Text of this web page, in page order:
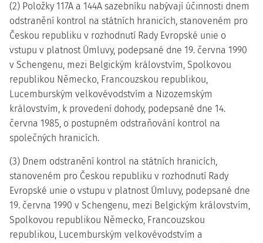
(2) Položky 117A a 144A sazebníku nabývají účinnosti dnem
odstranění kontrol na státních hranicích, stanoveném pro
Českou republiku v rozhodnutí Rady Evropské unie o
vstupu v platnost Úmluvy, podepsané dne 19. června 1990
v Schengenu, mezi Belgickým královstvím, Spolkovou
republikou Německo, Francouzskou republikou,
Lucemburským velkovévodstvím a Nizozemským
královstvím, k provedení dohody, podepsané dne 14.
června 1985, o postupném odstraňování kontrol na
společných hranicích.
(3) Dnem odstranění kontrol na státních hranicích,
stanoveném pro Českou republiku v rozhodnutí Rady
Evropské unie o vstupu v platnost Úmluvy, podepsané dne
19. června 1990 v Schengenu, mezi Belgickým královstvím,
Spolkovou republikou Německo, Francouzskou
republikou, Lucemburským velkovévodstvím a